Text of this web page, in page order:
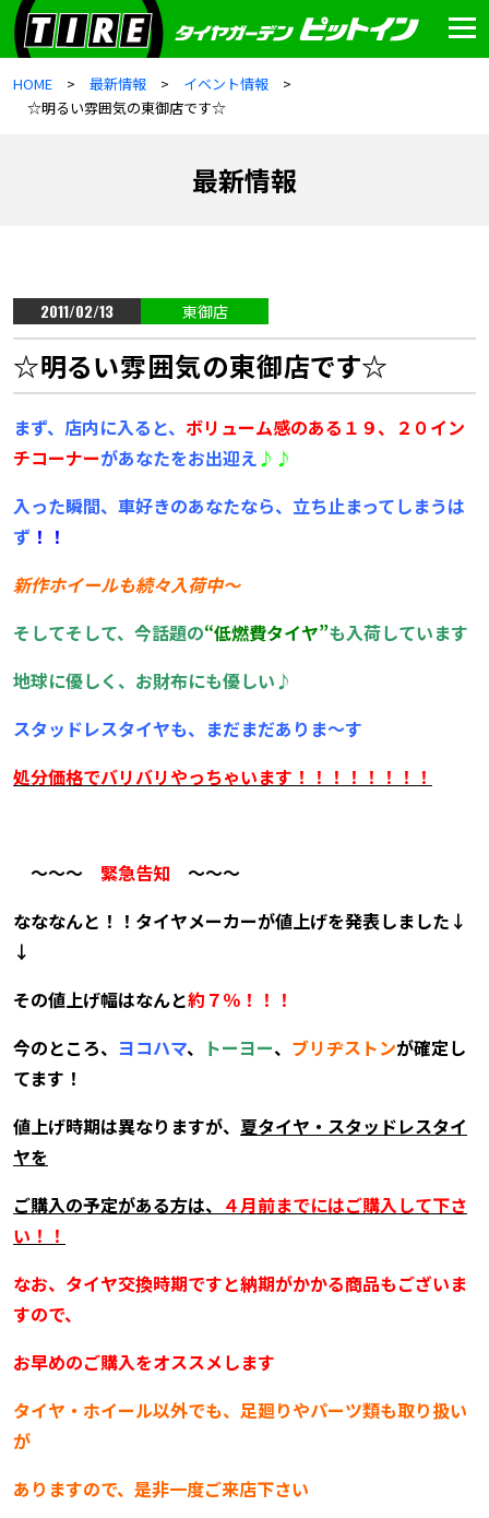
HOME 最新情報
イベント情報
☆明るい雰囲気の東御店です☆
最新情報
2011/02/13 東御店
☆明るい雰囲気の東御店です☆
まず、店内に入ると、 ボリューム感のある１９、２０イン
チコーナーがあなたをお出迎え♪♪
入った瞬間、車好きのあなたなら、立ち止まってしまうは
ず ！！
新作ホイールも続々入荷中～
そしてそして、今話題の“低燃費タイヤ”も入荷しています
地球に優しく、お財布にも優しい♪
スタッドレスタイヤも、まだまだありま～す
処分価格でバリバリやっちゃいます！！！！！！！！
～～～ 緊急告知 ～～～
なななんと！！タイヤメーカーが値上げを発表しました↓
↓
その値上げ幅はなんと約７％！！！
今のところ、 ヨコハマ、 トーヨー、 ブリヂストンが確定し
てます！
値上げ時期は異なりますが、 夏タイヤ・スタッドレスタイ
ヤを
ご購入の予定がある方は、 ４月前までにはご購入して下さ
い！！
なお、タイヤ交換時期ですと納期がかかる商品もございま
すので、
お早めのご購入をオススメします
タイヤ・ホイール以外でも、足廻りやパーツ類も取り扱い
が
ありますので、是非一度ご来店下さい